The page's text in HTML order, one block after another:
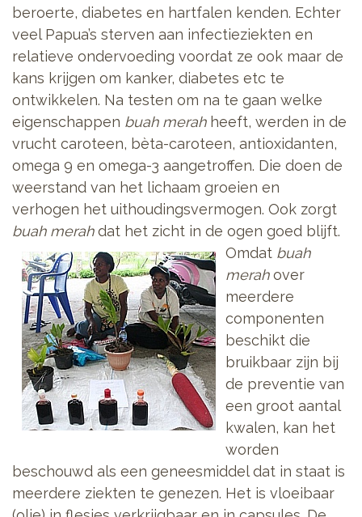
beroerte, diabetes en hartfalen kenden. Echter
veel Papua’s sterven aan infectieziekten en
relatieve ondervoeding voordat ze ook maar de
kans krijgen om kanker, diabetes etc te
ontwikkelen. Na testen om na te gaan welke
eigenschappen buah merahheeft, werden in de
vrucht caroteen, bèta-caroteen, antioxidanten,
omega 9 en omega-3 aangetroffen. Die doen de
weerstand van het lichaam groeien en
verhogen het uithoudingsvermogen. Ook zorgt
buah merahdat het zicht in de ogen goed blijft.
Omdat buah
merahover
meerdere
componenten
beschikt die
bruikbaar zijn bij
de preventie van
een groot aantal
kwalen, kan het
worden
beschouwd als een geneesmiddel dat in staat is
meerdere ziekten te genezen. Het is vloeibaar